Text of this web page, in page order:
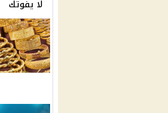
لا يفوتك